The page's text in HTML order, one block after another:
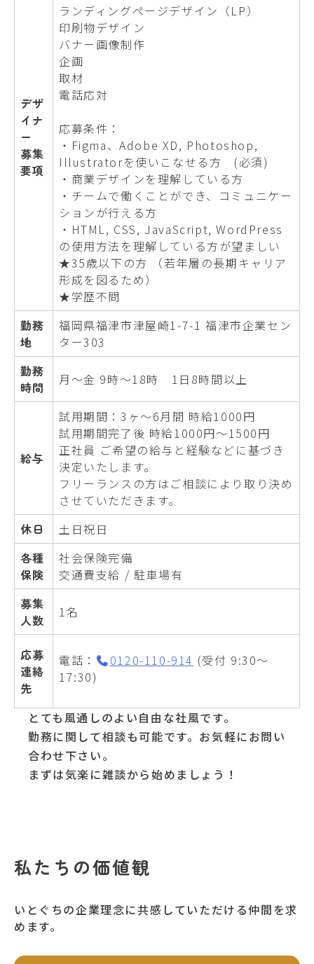
デザ
イナ
ー
募集
要項
ランディングページデザイン（LP）
印刷物デザイン
バナー画像制作
企画
取材
電話応対
応募条件：
・Figma、Adobe XD, Photoshop,
Illustratorを使いこなせる方 (必須)
・商業デザインを理解している方
・チームで働くことができ、コミュニケー
ションが行える方
・HTML, CSS, JavaScript, WordPress
の使用方法を理解している方が望ましい
★35歳以下の方 （若年層の長期キャリア
形成を図るため）
★学歴不問
勤務
地
福岡県福津市津屋崎1-7-1 福津市企業セン
ター303
勤務
時間
月〜金 9時〜18時 1日8時間以上
給与
試用期間：3ヶ〜6月間 時給1000円
試用期間完了後 時給1000円〜1500円
正社員 ご希望の給与と経験などに基づき
決定いたします。
フリーランスの方はご相談により取り決め
させていただきます。
休日
土日祝日
各種
保険
社会保険完備
交通費支給 / 駐車場有
募集
人数
1名
応募
連絡
先
電話： 0120-110-914 (受付 9:30〜
17:30)
とても風通しのよい自由な社風です。
勤務に関して相談も可能です。お気軽にお問い
合わせ下さい。
まずは気楽に雑談から始めましょう！
私たちの価値観
いとぐちの企業理念に共感していただける仲間を求
めます。